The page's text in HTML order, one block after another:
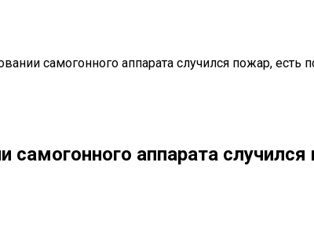
самогонного аппарата случился пожар, есть
самогонного аппарата